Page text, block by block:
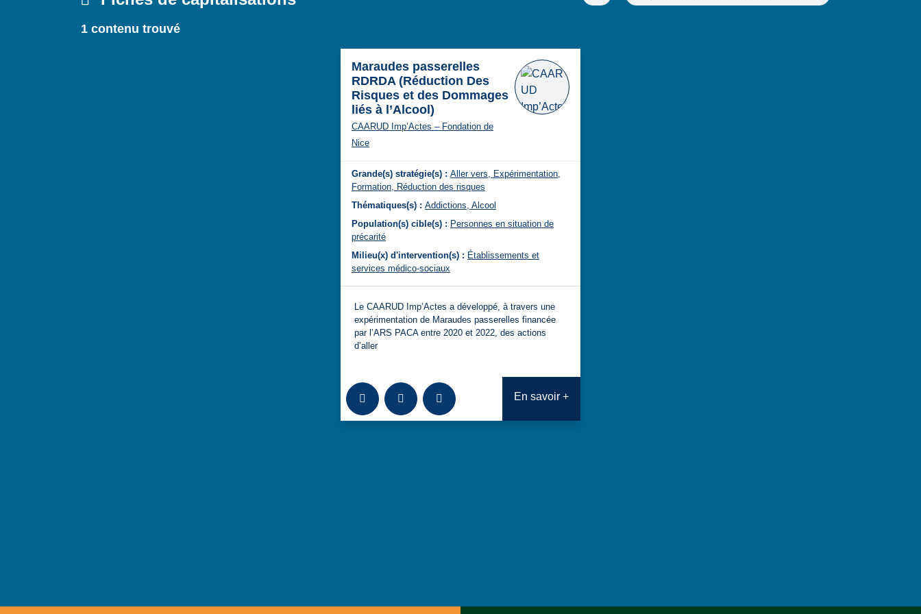
1 contenu trouvé
Maraudes passerelles
RDRDA (Réduction Des
Risques et des Dommages
liés à l’Alcool)
CAARUD Imp’Actes – Fondation de
Nice
Grande(s) stratégie(s) : Aller vers,
Expérimentation,
Formation,
Réduction des risques
Thématiques(s) : Addictions, Alcool
Population(s) cible(s) : Personnes en situation de
précarité
Milieu(x) d'intervention(s) : Établissements et
services médico-sociaux
Le CAARUD Imp’Actes a développé, à travers une
expérimentation de Maraudes passerelles financée
par l’ARS PACA entre 2020 et 2022, des actions
d’aller
Ajouter à la bibliothèque
TéléchargerConsulter En savoir +